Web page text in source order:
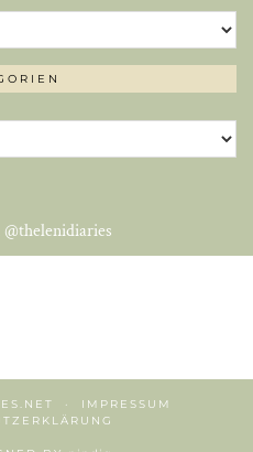
@thelenidiaries
IMPRESSUM